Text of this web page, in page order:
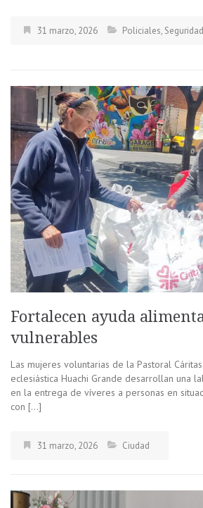
31 marzo, 2026 Policiales, Seguridad
Fortalecen ayuda
vulnerables
Las mujeres voluntarias de la Pastoral
eclesiástica Huachi Grande desarrollan una
en la entrega de víveres a personas en
con […]
31 marzo, 2026 Ciudad